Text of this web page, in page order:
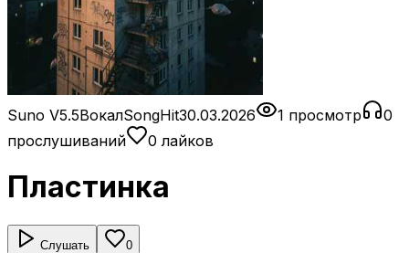
Suno V5.5ВокалSongHit30.03.2026 1 просмотр
0
прослушиваний
0 лайков
Пластинка
Слушать 0